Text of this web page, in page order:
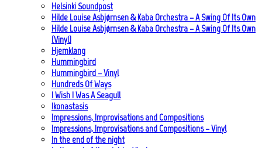
Helsinki Soundpost
Hilde Louise Asbjørnsen & Kaba Orchestra – A Swing Of Its Own
Hilde Louise Asbjørnsen & Kaba Orchestra – A Swing Of Its Own
(Vinyl)
Hjemklang
Hummingbird
Hummingbird – Vinyl
Hundreds Of Ways
I Wish I Was A Seagull
Ikonastasis
Impressions, Improvisations and Compositions
Impressions, Improvisations and Compositions – Vinyl
In the end of the night